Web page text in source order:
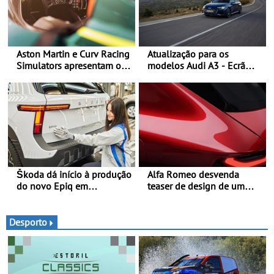
Aston Martin e Curv Racing
Simulators apresentam o
Edition - Simulador celebra
os Aston Martin Valkyrie
que competem em Le Mans
Atualização para os
modelos Audi A3 - Ecrã
condução adaptativo plus,
estacion. assistido e
assistente de marcha-atrás
Škoda dá início à produção
do novo Epiq em
Alfa Romeo desvenda
teaser de design de um
trimestre de 2027
Desporto